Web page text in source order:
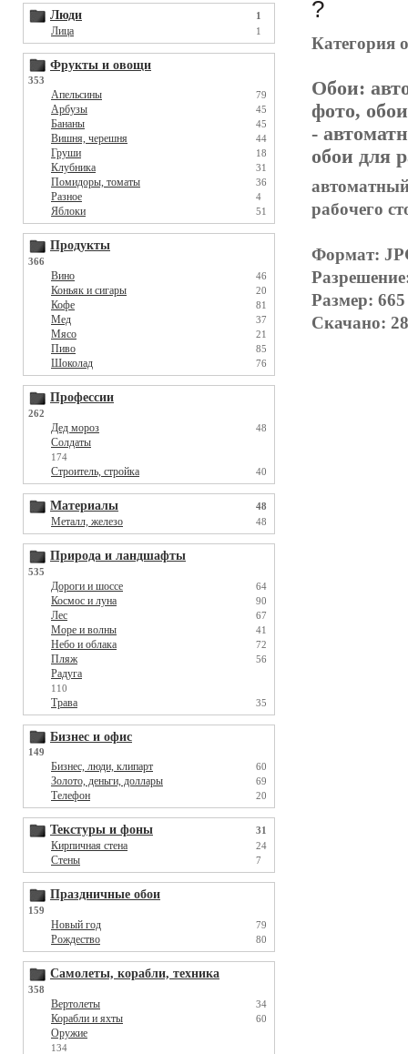
Люди 1
Лица 1
Фрукты и овощи
353
Апельсины 79
Арбузы 45
Бананы 45
Вишня, черешня 44
Груши 18
Клубника 31
Помидоры, томаты 36
Разное 4
Яблоки 51
Продукты
366
Вино 46
Коньяк и сигары 20
Кофе 81
Мед 37
Мясо 21
Пиво 85
Шоколад 76
Профессии
262
Дед мороз 48
Солдаты
174
Строитель, стройка 40
Материалы 48
Металл, железо 48
Природа и ландшафты
535
Дороги и шоссе 64
Космос и луна 90
Лес 67
Море и волны 41
Небо и облака 72
Пляж 56
Радуга
110
Трава 35
Бизнес и офис
149
Бизнес, люди, клипарт 60
Золото, деньги, доллары 69
Телефон 20
Текстуры и фоны 31
Кирпичная стена 24
Стены 7
Праздничные обои
159
Новый год 79
Рождество 80
Самолеты, корабли, техника
358
Вертолеты 34
Корабли и яхты 60
Оружие
134
?
Категория
Обои:
фото,
-
обои для
рабочего
Формат:
Размер:
Скачано: